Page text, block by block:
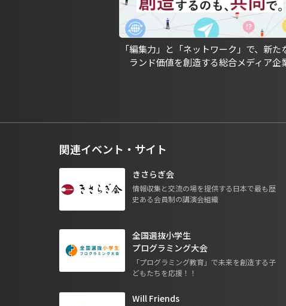
「編集力」と「ネットワーク」で、新た
ランド価値を創造する総合メディア企
関連イベント・サイト
きさらぎ会
情報収集と交流の場を提供する日本で最も歴
史ある会員制の講演会組織
全国選抜小学生
プログラミング大会
「プログラミング教育」で未来を創造する子
どもたちを応援！！
Will Friends